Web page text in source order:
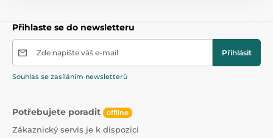
Přihlaste se do newsletteru
Zde napište váš e-mail Přihlásit
Souhlas se zasíláním newsletterů
Potřebujete poradit offline
Zákaznický servis je k dispozici